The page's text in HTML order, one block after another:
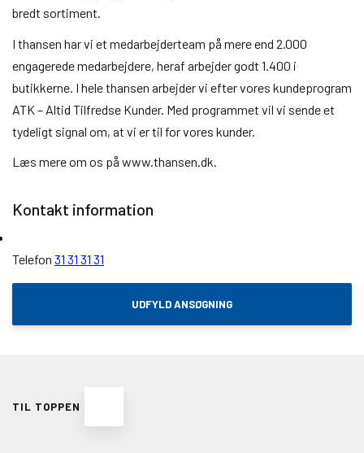
bredt sortiment.
I thansen har vi et medarbejderteam på mere end 2.000
engagerede medarbejdere, heraf arbejder godt 1.400 i
butikkerne. I hele thansen arbejder vi efter vores kundeprogram
ATK – Altid Tilfredse Kunder. Med programmet vil vi sende et
tydeligt signal om, at vi er til for vores kunder.
Læs mere om os på www.thansen.dk.
Kontakt information
Telefon 31 31 31 31
UDFYLD ANSØGNING
TIL TOPPEN